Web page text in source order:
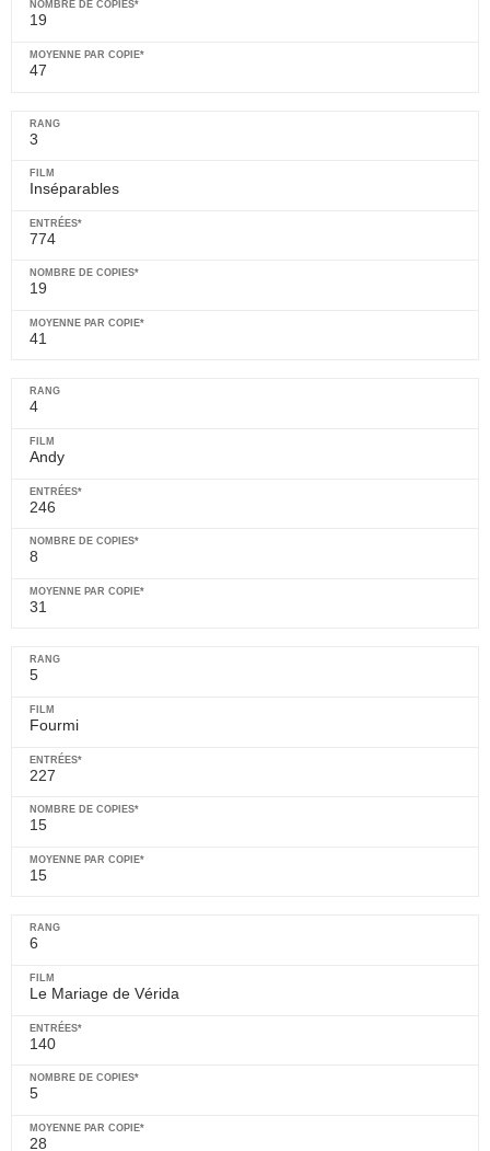
19
47
3
Inséparables
774
19
41
4
Andy
246
8
31
5
Fourmi
227
15
15
6
Le Mariage de Vérida
140
5
28